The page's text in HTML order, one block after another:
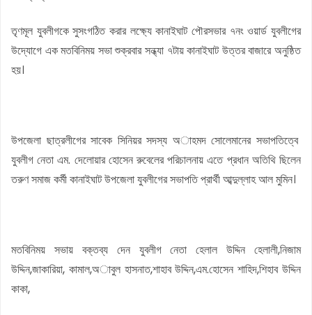
তৃণমূল যুবলীগকে সুসংগঠিত করার লক্ষ্যে কানাইঘাট পৌরসভার ৭নং ওয়ার্ড যুবলীগের
উদ্যোগে এক মতবিনিময় সভা শুক্রবার সন্ধ্যা ৭টায় কানাইঘাট উত্তর বাজারে অনুষ্ঠিত
হয়।
উপজেলা ছাত্রলীগের সাবেক সিনিয়র সদস্য অাহমদ সোলেমানের সভাপতিত্বে
যুবলীগ নেতা এম. দেলোয়ার হোসেন রুবেলের পরিচালনায় এতে প্রধান অতিথি ছিলেন
তরুণ সমাজ কর্মী কানাইঘাট উপজেলা যুবলীগের সভাপতি প্রার্থী আব্দুল্লাহ আল মুমিন।
মতবিনিময় সভায় বক্তব্য দেন যুবলীগ নেতা হেলাল উদ্দিন হেলালী,নিজাম
উদ্দিন,জাকারিয়া, কামাল,অাবুল হাসনাত,শাহাব উদ্দিন,এম.হোসেন শাহিদ,শিহাব উদ্দিন
কাকা,